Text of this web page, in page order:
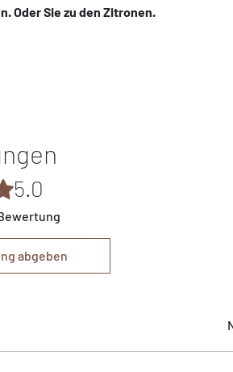
Oder Sie zu den Zitronen.
bewertet.
5.0
abgeben